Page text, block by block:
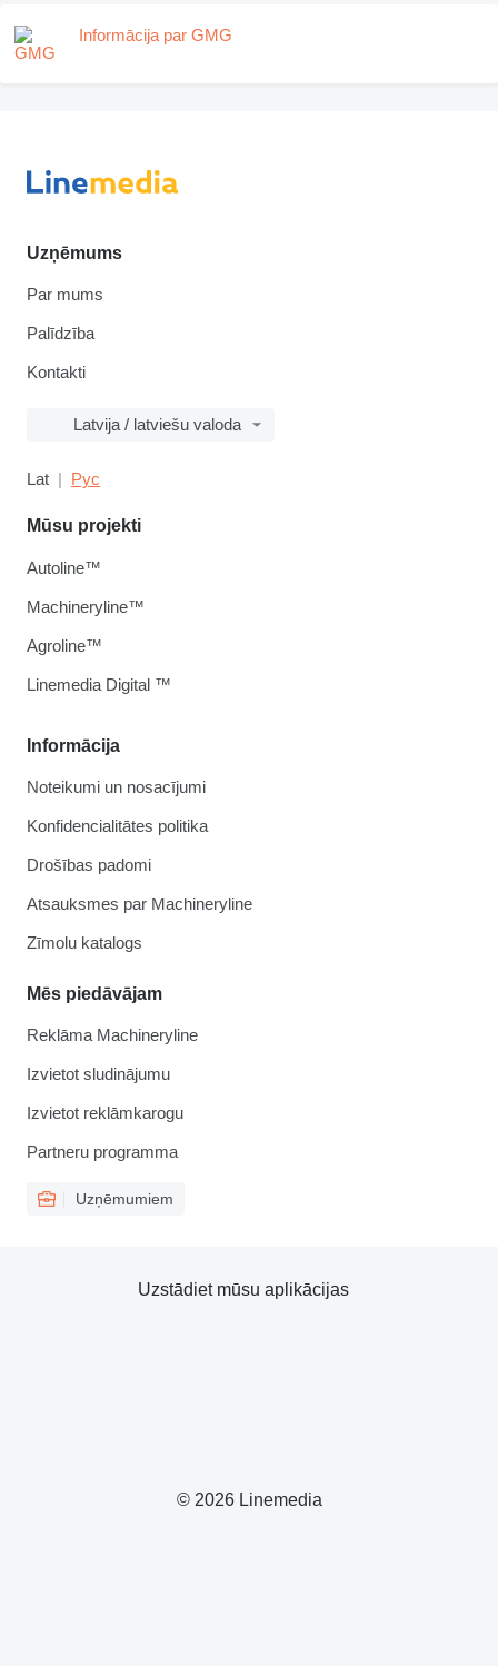
Informācija par GMG
Uzņēmums
Par mums
Palīdzība
Kontakti
Latvija / latviešu valoda
Lat Рус
Informācija
Noteikumi un nosacījumi
Konfidencialitātes politika
Drošības padomi
Atsauksmes par Machineryline
Zīmolu katalogs
Mēs piedāvājam
Reklāma Machineryline
Izvietot sludinājumu
Izvietot reklāmkarogu
Partneru programma
Uzņēmumiem
Mūsu projekti
Autoline™
Machineryline™
Agroline™
Linemedia Digital ™
© 2026 Linemedia
Uzstādiet mūsu aplikācijas